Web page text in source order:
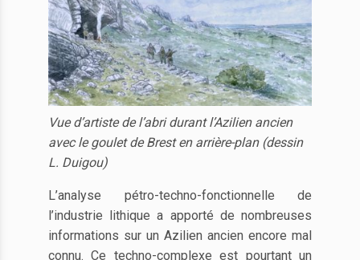
Vue d’artiste de l’abri durant l’Azilien ancien
avec le goulet de Brest en arrière-plan (dessin
L. Duigou)
L’analyse pétro-techno-fonctionnelle de
l’industrie lithique a apporté de nombreuses
informations sur un Azilien ancien encore mal
connu. Ce techno-complexe est pourtant un